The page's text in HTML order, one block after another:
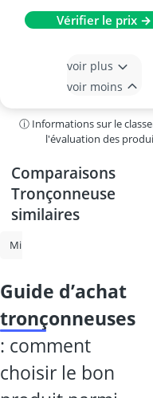
Vérifier le prix →
voir plus
voir moins
ⓘ Informations sur le
l'évaluation des
Comparaisons
Tronçonneuse
similaires
Mini tronçonneuse
guide d’achat
tronçonneuses
: comment
choisir le bon